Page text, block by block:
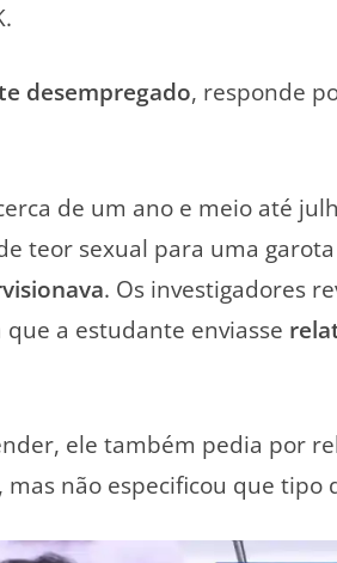
.
desempregado, responde
de um ano e meio até
teor sexual para uma
. Os investigadores
a estudante enviasse
ele também pedia por
não especificou que tipo